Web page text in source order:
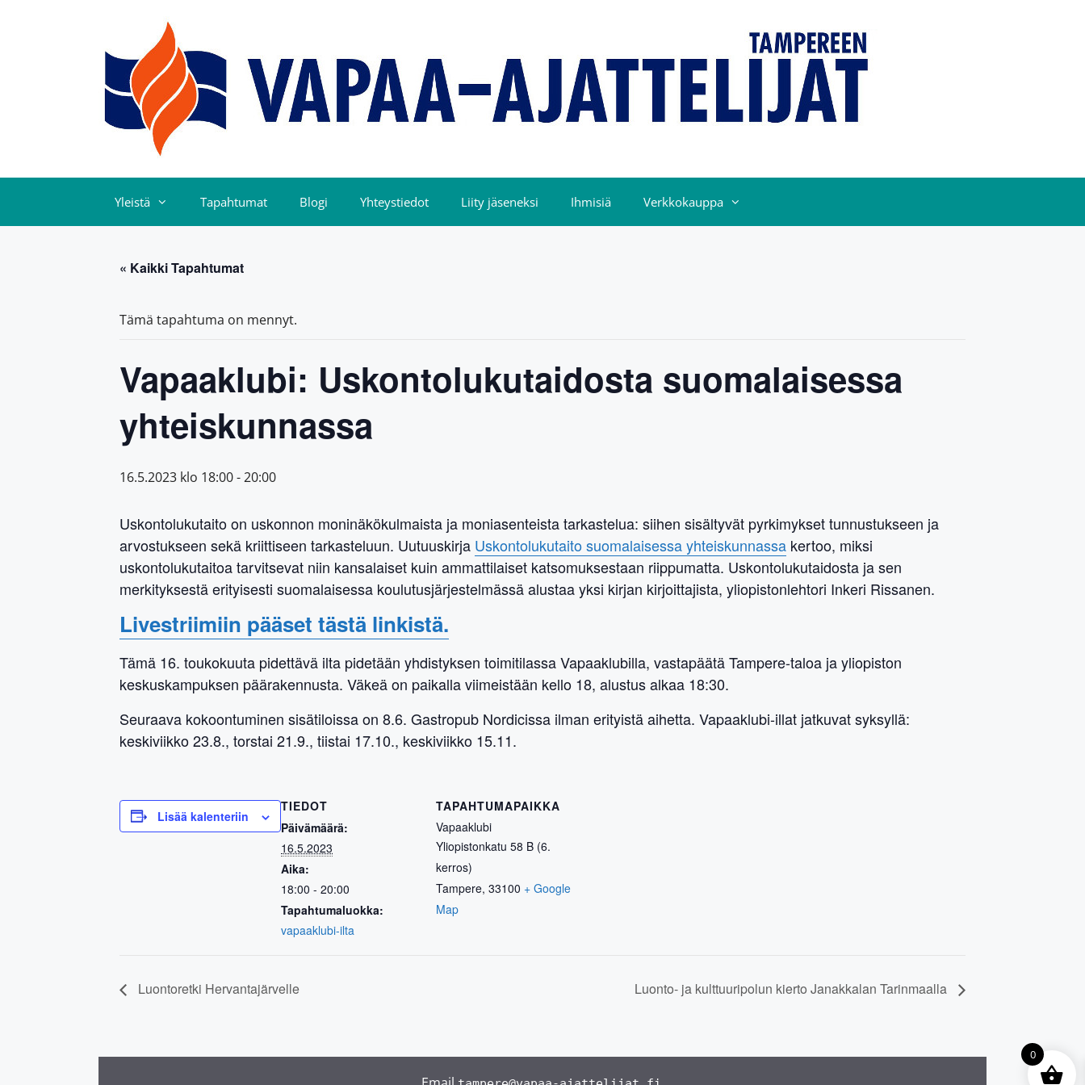
Yleistä Tapahtumat Blogi Yhteystiedot Liity jäseneksi Ihmisiä Verkkokauppa
« Kaikki Tapahtumat
Tämä tapahtuma on mennyt.
Vapaaklubi: Uskontolukutaidosta suomalaisessa
yhteiskunnassa
16.5.2023 klo 18:00-20:00
Uskontolukutaito on uskonnon moninäkökulmaista ja moniasenteista tarkastelua: siihen sisältyvät pyrkimykset tunnustukseen ja
arvostukseen sekä kriittiseen tarkasteluun. Uutuuskirja Uskontolukutaito suomalaisessa yhteiskunnassa kertoo, miksi
uskontolukutaitoa tarvitsevat niin kansalaiset kuin ammattilaiset katsomuksestaan riippumatta. Uskontolukutaidosta ja sen
merkityksestä erityisesti suomalaisessa koulutusjärjestelmässä alustaa yksi kirjan kirjoittajista, yliopistonlehtori Inkeri Rissanen.
Livestriimiin pääset tästä linkistä.
Tämä 16. toukokuuta pidettävä ilta pidetään yhdistyksen toimitilassa Vapaaklubilla, vastapäätä Tampere-taloa ja yliopiston
keskuskampuksen päärakennusta. Väkeä on paikalla viimeistään kello 18, alustus alkaa 18:30.
Seuraava kokoontuminen sisätiloissa on 8.6. Gastropub Nordicissa ilman erityistä aihetta. Vapaaklubi-illat jatkuvat syksyllä:
keskiviikko 23.8., torstai 21.9., tiistai 17.10., keskiviikko 15.11.
Lisää kalenteriin
TIEDOT
Päivämäärä:
16.5.2023
Aika:
18:00 - 20:00
Tapahtumaluokka:
vapaaklubi-ilta
TAPAHTUMAPAIKKA
Vapaaklubi
Yliopistonkatu 58 B (6.
kerros)
Tampere, 33100 + Google
Map
Luontoretki Hervantajärvelle Luonto- ja kulttuuripolun kierto Janakkalan Tarinmaalla
0